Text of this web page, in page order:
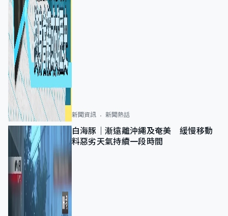
新聞資訊 新聞熱話
白海豚｜漸遠離沖繩及奄美 緩慢移動
料惡劣天氣持續一段時間